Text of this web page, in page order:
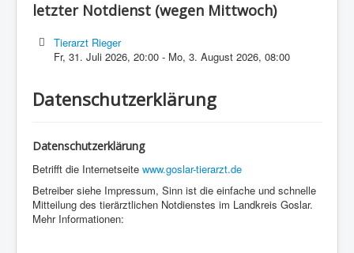
letzter Notdienst (wegen Mittwoch)
Tierarzt Rieger
Fr, 31. Juli 2026,20:00 - Mo, 3. August 2026,08:00
Datenschutzerklärung
Datenschutzerklärung
Betrifft die Internetseite www.goslar-tierarzt.de
Betreiber siehe Impressum, Sinn ist die einfache und schnelle
Mitteilung des tierärztlichen Notdienstes im Landkreis Goslar.
Mehr Informationen: